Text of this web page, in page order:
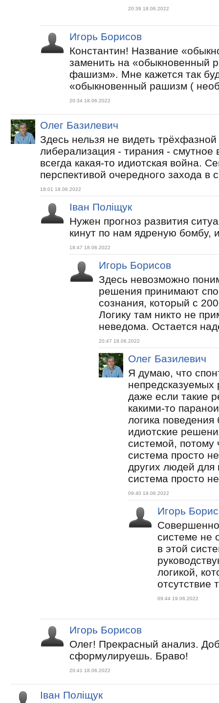
20:39 18.06.2022
Игорь Борисов
Константин! Название
заменить на «обыкновенный
фашизм». Мне кажется так
«обыкновенный рашизм (
20:34 18.06.2022
Олег Базилевич
Здесь нельзя не видеть
либерализация - тирания -
всегда какая-то идиотская война.
перспективой очередного захода в
18:01 18.06.2022
Іван Поліщук
Нужен прогноз развития
кинут по нам ядреную бомбу,
18:47 18.06.2022
Игорь Борисов
Здесь невозможно
решения принимают
сознания, который с
Логику там никто не
неведома. Остается
20:47 18.06.2022
Олег Базилевич
Я думаю, что
даже если такие
какими-то
логика
идиотские
системой, потому
система просто
других людей для
система просто
09:40 19.06.2022
Игорь
системе не
в этой
логикой,
отсутствие
09:44 19.06.2022
Игорь Борисов
Олег! Прекрасный анализ.
сформулируешь. Браво!
20:41 18.06.2022
Іван Поліщук